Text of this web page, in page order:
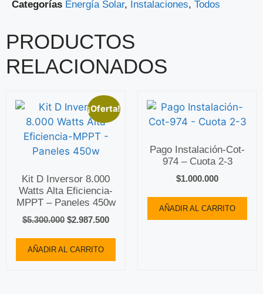
Categorías Energía Solar, Instalaciones, Todos
PRODUCTOS
RELACIONADOS
¡Oferta!
Kit D Inversor 8.000
Watts Alta Eficiencia-
MPPT – Paneles 450w
$5.300.000 $2.987.500
AÑADIR AL CARRITO
Pago Instalación-Cot-
974 – Cuota 2-3
$1.000.000
AÑADIR AL CARRITO